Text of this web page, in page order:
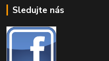
Sledujte nás